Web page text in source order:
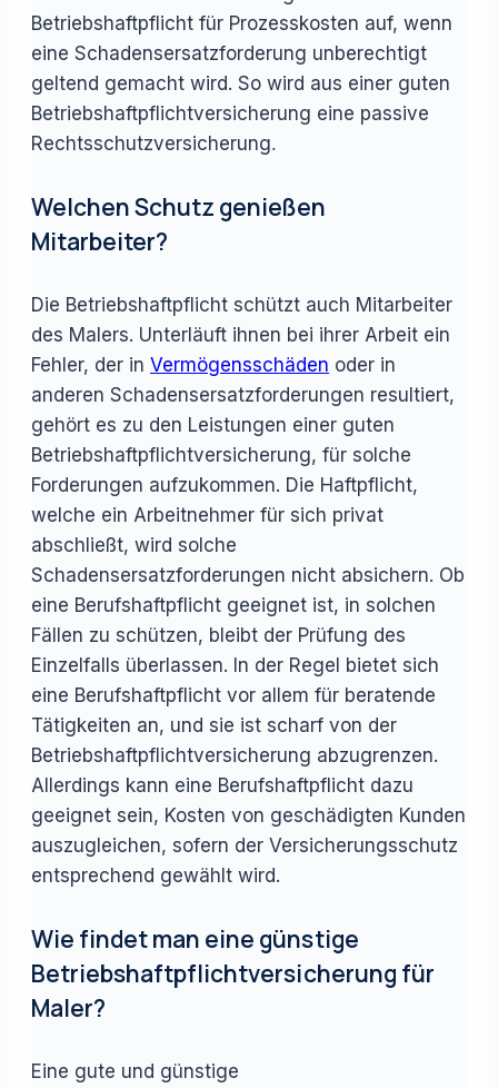
Betriebshaftpflicht für Prozesskosten auf, wenn
eine Schadensersatzforderung unberechtigt
geltend gemacht wird. So wird aus einer guten
Betriebshaftpflichtversicherung eine passive
Rechtsschutzversicherung.
Welchen Schutz genießen
Mitarbeiter?
Die Betriebshaftpflicht schützt auch Mitarbeiter
des Malers. Unterläuft ihnen bei ihrer Arbeit ein
Fehler, der in Vermögensschäden oder in
anderen Schadensersatzforderungen resultiert,
gehört es zu den Leistungen einer guten
Betriebshaftpflichtversicherung, für solche
Forderungen aufzukommen. Die Haftpflicht,
welche ein Arbeitnehmer für sich privat
abschließt, wird solche
Schadensersatzforderungen nicht absichern. Ob
eine Berufshaftpflicht geeignet ist, in solchen
Fällen zu schützen, bleibt der Prüfung des
Einzelfalls überlassen. In der Regel bietet sich
eine Berufshaftpflicht vor allem für beratende
Tätigkeiten an, und sie ist scharf von der
Betriebshaftpflichtversicherung abzugrenzen.
Allerdings kann eine Berufshaftpflicht dazu
geeignet sein, Kosten von geschädigten Kunden
auszugleichen, sofern der Versicherungsschutz
entsprechend gewählt wird.
Wie findet man eine günstige
Betriebshaftpflichtversicherung für
Maler?
Eine gute und günstige